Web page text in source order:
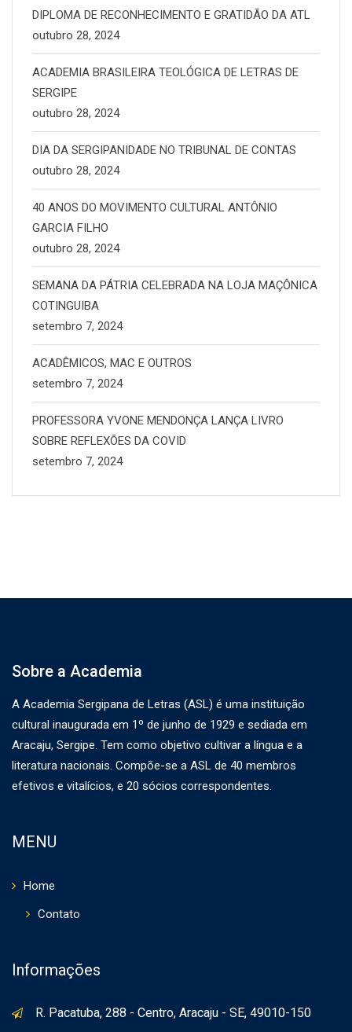
DIPLOMA DE RECONHECIMENTO E GRATIDÃO DA ATL
outubro 28, 2024
ACADEMIA BRASILEIRA TEOLÓGICA DE LETRAS DE
SERGIPE
outubro 28, 2024
DIA DA SERGIPANIDADE NO TRIBUNAL DE CONTAS
outubro 28, 2024
40 ANOS DO MOVIMENTO CULTURAL ANTÔNIO
GARCIA FILHO
outubro 28, 2024
SEMANA DA PÁTRIA CELEBRADA NA LOJA MAÇÔNICA
COTINGUIBA
setembro 7, 2024
ACADÊMICOS, MAC E OUTROS
setembro 7, 2024
PROFESSORA YVONE MENDONÇA LANÇA LIVRO
SOBRE REFLEXÕES DA COVID
setembro 7, 2024
Sobre a Academia
A Academia Sergipana de Letras (ASL) é uma instituição
cultural inaugurada em 1º de junho de 1929 e sediada em
Aracaju, Sergipe. Tem como objetivo cultivar a língua e a
literatura nacionais. Compõe-se a ASL de 40 membros
efetivos e vitalícios, e 20 sócios correspondentes.
MENU
Home
Contato
Informações
R. Pacatuba, 288 - Centro, Aracaju - SE, 49010-150